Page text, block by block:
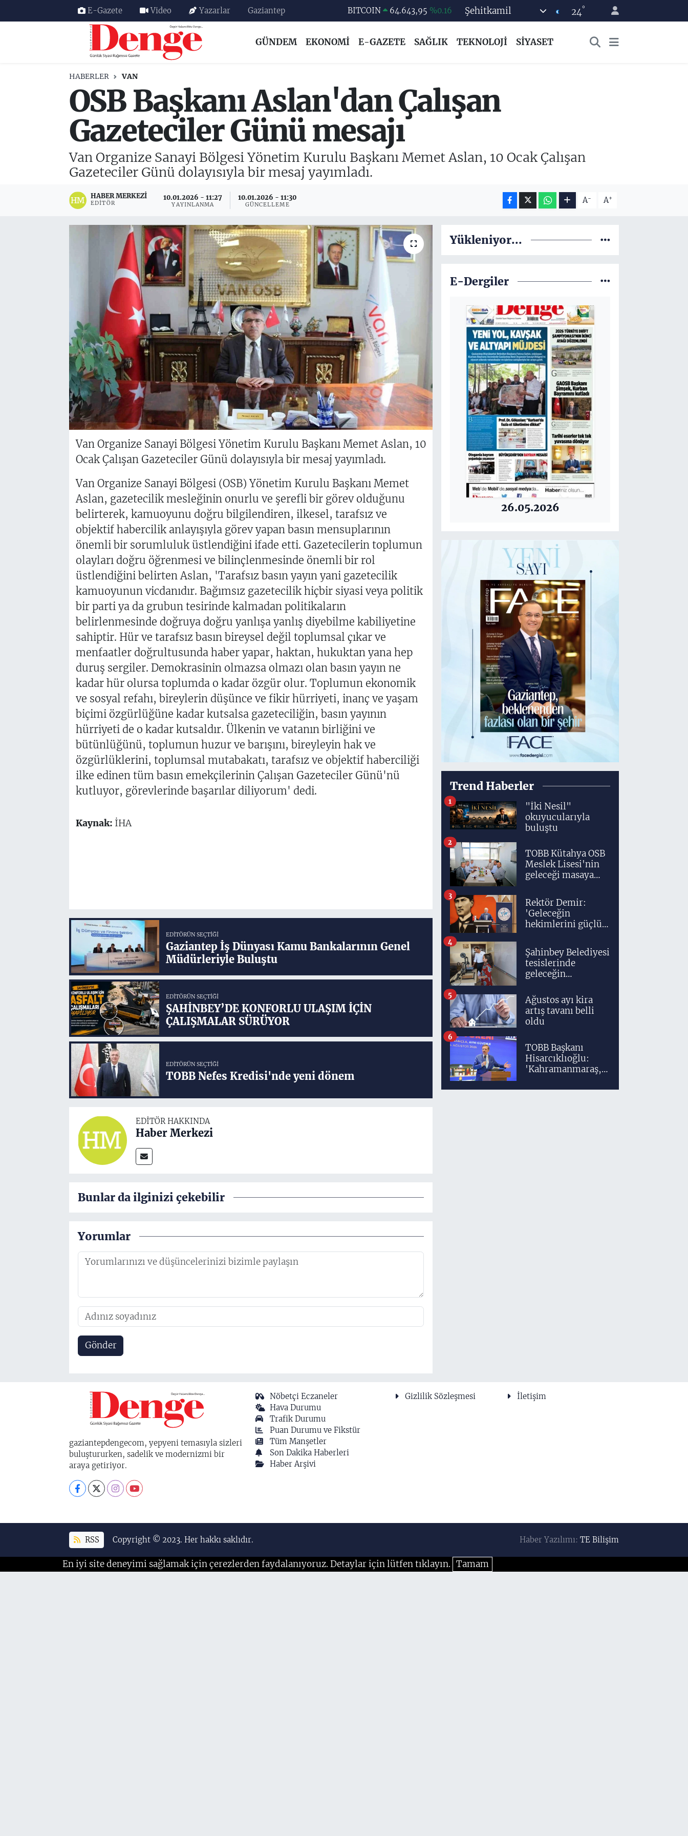
E-Gazete Video Yazarlar Gaziantep DOLAR 47,6704 %0
%70
Şehitkamil 24°
GÜNDEM EKONOMİ E-GAZETE SAĞLIK TEKNOLOJİ SİYASET
HABERLER VAN
OSB Başkanı Aslan'dan Çalışan
Gazeteciler Günü mesajı
Van Organize Sanayi Bölgesi Yönetim Kurulu Başkanı Memet Aslan, 10 Ocak Çalışan
Gazeteciler Günü dolayısıyla bir mesaj yayımladı.
HABER MERKEZI
EDITÖR
10.01.2026 - 11:27
YAYINLANMA
10.01.2026 - 11:30
GÜNCELLEME A- A+
Van Organize Sanayi Bölgesi Yönetim Kurulu Başkanı Memet Aslan, 10
Ocak Çalışan Gazeteciler Günü dolayısıyla bir mesaj yayımladı.
Van Organize Sanayi Bölgesi (OSB) Yönetim Kurulu Başkanı Memet
Aslan, gazetecilik mesleğinin onurlu ve şerefli bir görev olduğunu
belirterek, kamuoyunu doğru bilgilendiren, ilkesel, tarafsız ve
objektif habercilik anlayışıyla görev yapan basın mensuplarının
önemli bir sorumluluk üstlendiğini ifade etti. Gazetecilerin toplumun
olayları doğru öğrenmesi ve bilinçlenmesinde önemli bir rol
üstlendiğini belirten Aslan, 'Tarafsız basın yayın yani gazetecilik
kamuoyunun vicdanıdır. Bağımsız gazetecilik hiçbir siyasi veya politik
bir parti ya da grubun tesirinde kalmadan politikaların
belirlenmesinde doğruya doğru yanlışa yanlış diyebilme kabiliyetine
sahiptir. Hür ve tarafsız basın bireysel değil toplumsal çıkar ve
menfaatler doğrultusunda haber yapar, haktan, hukuktan yana hep
duruş sergiler. Demokrasinin olmazsa olmazı olan basın yayın ne
kadar hür olursa toplumda o kadar özgür olur. Toplumun ekonomik
ve sosyal refahı, bireylerin düşünce ve fikir hürriyeti, inanç ve yaşam
biçimi özgürlüğüne kadar kutsalsa gazeteciliğin, basın yayının
hürriyeti de o kadar kutsaldır. Ülkenin ve vatanın birliğini ve
bütünlüğünü, toplumun huzur ve barışını, bireyleyin hak ve
özgürlüklerini, toplumsal mutabakatı, tarafsız ve objektif haberciliği
ilke edinen tüm basın emekçilerinin Çalışan Gazeteciler Günü'nü
kutluyor, görevlerinde başarılar diliyorum' dedi.
Kaynak: İHA
EDITÖRÜN SEÇTIĞI
Gaziantep İş Dünyası Kamu Bankalarının Genel
Müdürleriyle Buluştu
EDITÖRÜN SEÇTIĞI
ŞAHİNBEY’DE KONFORLU ULAŞIM İÇİN
ÇALIŞMALAR SÜRÜYOR
EDITÖRÜN SEÇTIĞI
TOBB Nefes Kredisi'nde yeni dönem
EDITÖR HAKKINDA
Haber Merkezi
Bunlar da ilginizi çekebilir
Yorumlar
Gönder
Yükleniyor...
E-Dergiler
26.05.2026
Trend Haberler
"İki Nesil"
okuyucularıyla
buluştu
1
TOBB Kütahya OSB
Meslek Lisesi'nin
geleceği masaya
2
Rektör Demir:
'Geleceğin
hekimlerini güçlü
klinik altyapıyla
yetiştiriyoruz'
3
Şahinbey Belediyesi
tesislerinde
geleceğin
teknolojiyle
yetişiyor
4
Ağustos ayı kira
artış tavanı belli
oldu
5
TOBB Başkanı
Hisarcıklıoğlu:
'Kahramanmaraş,
Türkiye
6
gaziantepdengecom, yepyeni temasıyla sizleri
buluştururken, sadelik ve modernizmi bir
araya getiriyor.
Nöbetçi Eczaneler
Hava Durumu
Trafik Durumu
Puan Durumu ve Fikstür
Tüm Manşetler
Son Dakika Haberleri
Haber Arşivi
Gizlilik Sözleşmesi İletişim
RSS Copyright © 2023. Her hakkı saklıdır. Haber Yazılımı:TE Bilişim
En iyi site deneyimi sağlamak için çerezlerden faydalanıyoruz. Detaylar için lütfen tıklayın. Tamam
Nöbetçi Eczaneler
Trafik Durumu
Süper Lig Puan Durumu ve Fikstür
Tüm Manşetler
Son Dakika Haberleri
Haber Arşivi